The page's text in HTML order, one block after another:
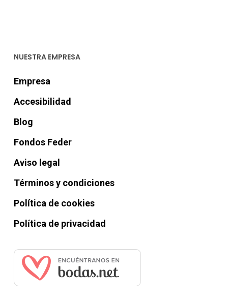
NUESTRA EMPRESA
Empresa
Accesibilidad
Blog
Fondos Feder
Aviso legal
Términos y condiciones
Política de cookies
Política de privacidad